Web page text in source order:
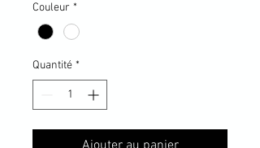
Couleur *
Quantité *